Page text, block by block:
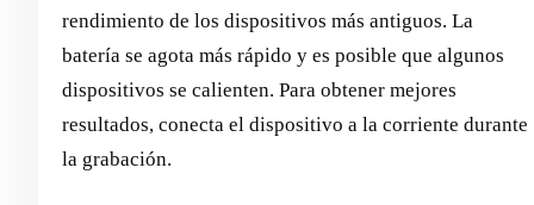
rendimiento de los dispositivos más antiguos. La
batería se agota más rápido y es posible que algunos
dispositivos se calienten. Para obtener mejores
resultados, conecta el dispositivo a la corriente durante
la grabación.